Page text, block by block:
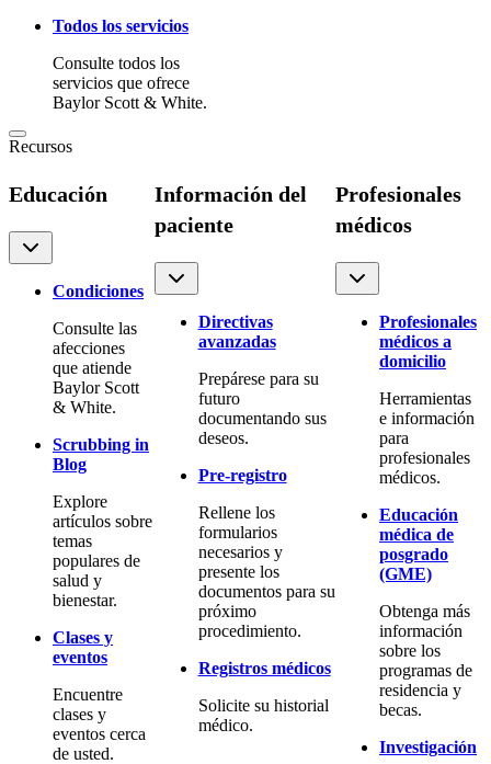
Todos los servicios
Consulte todos los
servicios que ofrece
Baylor Scott & White.
Recursos
Educación
Condiciones
Consulte las
afecciones
que atiende
Baylor Scott
& White.
Scrubbing in
Blog
Explore
artículos sobre
temas
populares de
salud y
bienestar.
Clases y
eventos
Encuentre
clases y
eventos cerca
de usted.
Información del
paciente
Directivas
avanzadas
Prepárese para su
futuro
documentando sus
deseos.
Pre-registro
Rellene los
formularios
necesarios y
presente los
documentos para su
próximo
procedimiento.
Registros médicos
Solicite su historial
médico.
Profesionales
médicos
Profesionales
médicos a
domicilio
Herramientas
e información
para
profesionales
médicos.
Educación
médica de
posgrado
(GME)
Obtenga más
información
sobre los
programas de
residencia y
becas.
Investigación